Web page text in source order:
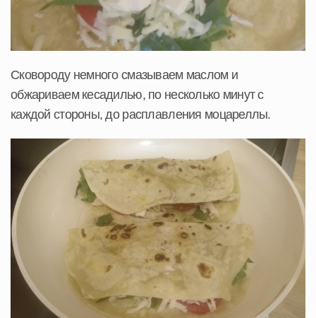
Сковороду немного смазываем маслом и
обжариваем кесадилью, по несколько минут с
каждой стороны, до расплавления моцареллы.